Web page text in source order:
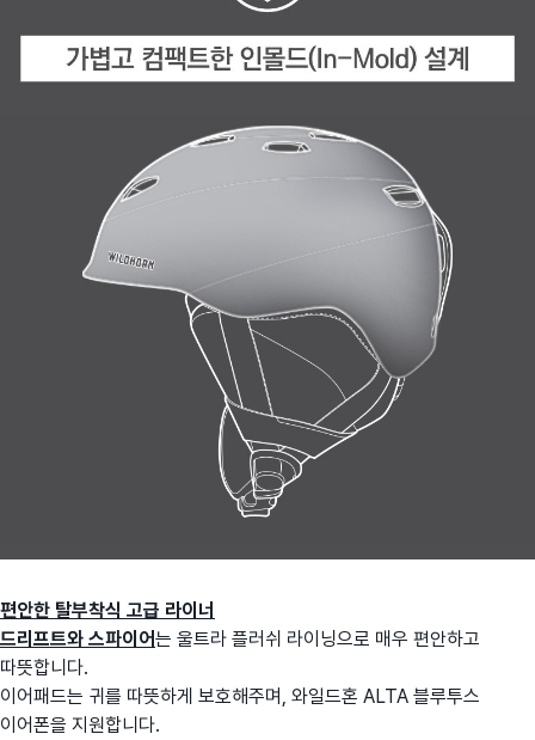
편안한 탈부착식 고급 라이너
드리프트와 스파이어는 울트라 플러쉬 라이닝으로 매우 편안하고
따뜻합니다.
이어패드는 귀를 따뜻하게 보호해주며, 와일드혼 ALTA 블루투스
이어폰을 지원합니다.